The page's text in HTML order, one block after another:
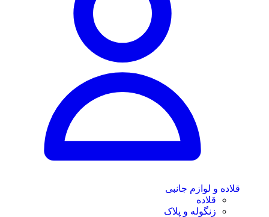
قلاده و لوازم جانبی
قلاده
زنگوله و پلاک